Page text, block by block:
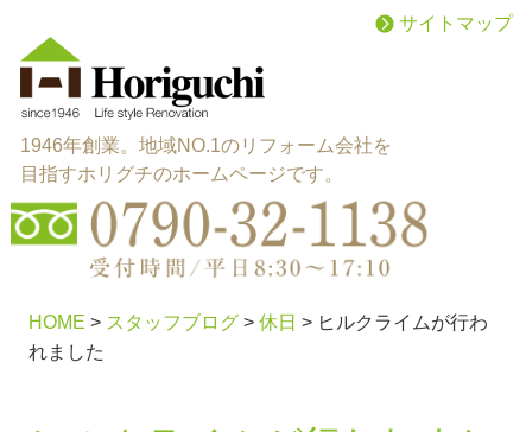
1946年創業。地域NO.1のリフォーム会社を
目指すホリグチのホームページです。
サイトマップ
施工メニュー menu
HOME > スタッフブログ> 休日 > ヒルクライムが行わ
れました